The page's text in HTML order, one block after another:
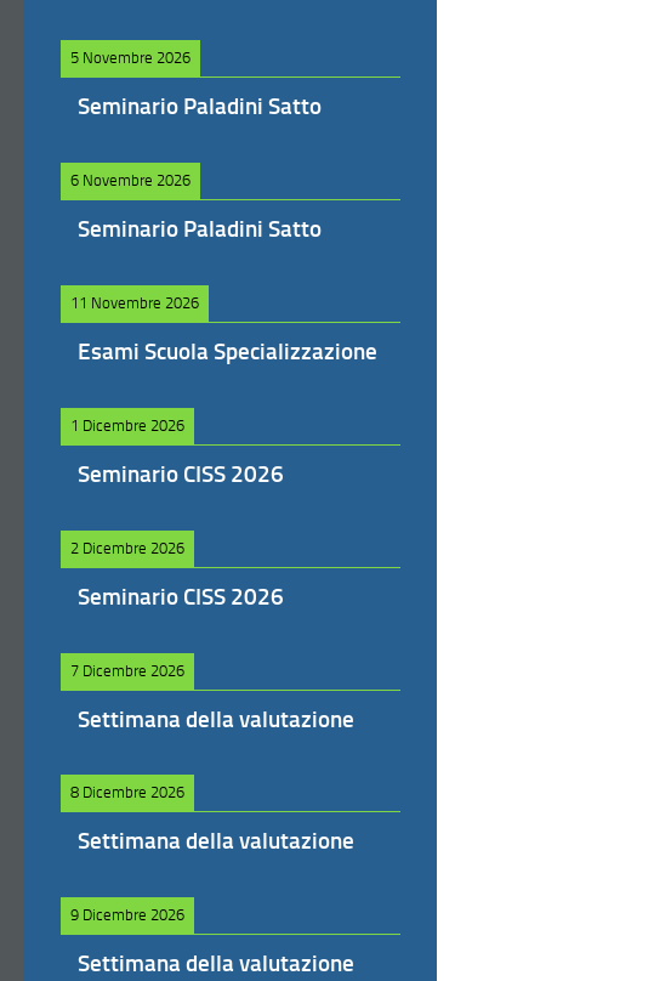
5 Novembre 2026
Seminario Paladini Satto
6 Novembre 2026
Seminario Paladini Satto
11 Novembre 2026
Esami Scuola Specializzazione
1 Dicembre 2026
Seminario CISS 2026
2 Dicembre 2026
Seminario CISS 2026
7 Dicembre 2026
Settimana della valutazione
8 Dicembre 2026
Settimana della valutazione
9 Dicembre 2026
Settimana della valutazione